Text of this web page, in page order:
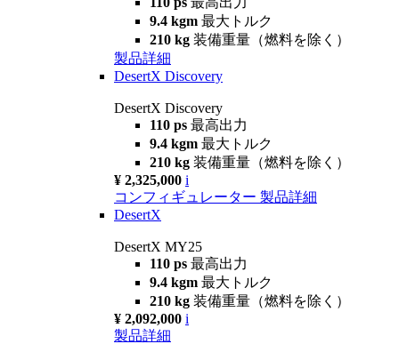
9.4 kgm 最大トルク
210 kg 装備重量（燃料を除く）
製品詳細
DesertX Discovery
DesertX Discovery
110 ps 最高出力
9.4 kgm 最大トルク
210 kg 装備重量（燃料を除く）
¥ 2,325,000 i
コンフィギュレーター 製品詳細
DesertX
DesertX MY25
110 ps 最高出力
9.4 kgm 最大トルク
210 kg 装備重量（燃料を除く）
¥ 2,092,000 i
製品詳細